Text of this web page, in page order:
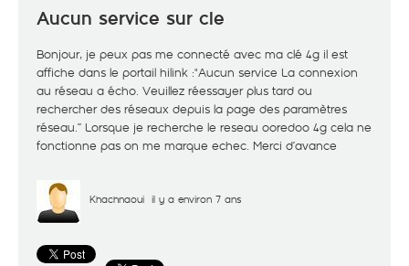
Aucun service sur cle
Bonjour, je peux pas me connecté avec ma clé 4g il est
affiche dans le portail hilink :"Aucun service La connexion
au réseau a écho. Veuillez réessayer plus tard ou
rechercher des réseaux depuis la page des paramètres
réseau.’’ Lorsque je recherche le reseau ooredoo 4g cela ne
fonctionne pas on me marque echec. Merci d’avance
Khachnaoui il y a environ 7 ans